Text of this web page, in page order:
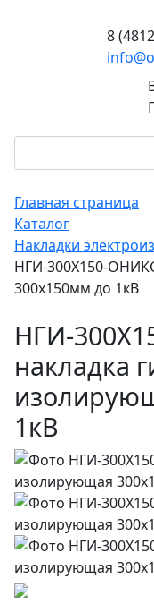
8
Главная страница
Каталог
Накладки
НГИ-300Х150-
300х150мм до 1кВ
НГИ-
накладка
1кВ